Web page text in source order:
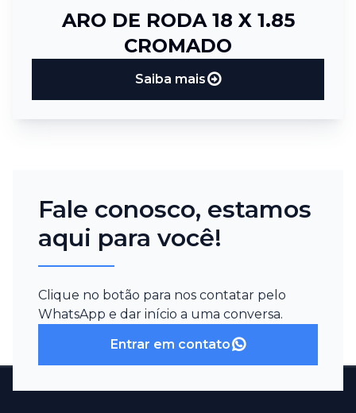
ARO DE RODA 18 X 1.85
CROMADO
Saiba mais
Fale conosco, estamos
aqui para você!
Clique no botão para nos contatar pelo
WhatsApp e dar início a uma conversa.
Entrar em contato